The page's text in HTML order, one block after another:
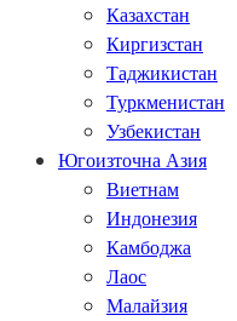
Казахстан
Киргизстан
Таджикистан
Туркменистан
Узбекистан
Югоизточна Азия
Виетнам
Индонезия
Камбоджа
Лаос
Малайзия